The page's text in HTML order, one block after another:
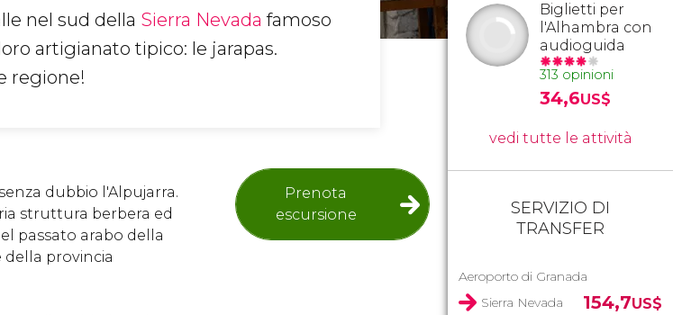
nel sud della Sierra Nevada famoso
artigianato tipico: le jarapas.
regione!
Prenota
escursione
dubbio l'Alpujarra.
struttura berbera ed
passato arabo della
della provincia
Biglietti per
l'Alhambra con
audioguida
313 opinioni
34,6US$
vedi tutte le attività
SERVIZIO DI
TRANSFER
Aeroporto di Granada
Sierra Nevada
154,7US$